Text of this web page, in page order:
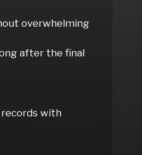
overwhelming
after the final
records with